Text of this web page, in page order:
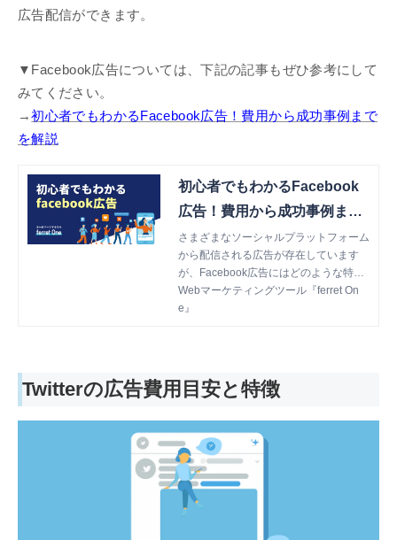
広告配信ができます。
▼Facebook広告については、下記の記事もぜひ参考にして
みてください。
→初心者でもわかるFacebook広告！費用から成功事例まで
を解説
初心者でもわかるFacebook
広告！費用から成功事例まで
を解説
さまざまなソーシャルプラットフォーム
から配信される広告が存在しています
が、Facebook広告にはどのような特徴
があるのでしょうか。Facebookに広告
配信することで得られるメリットや実際
Webマーケティングツール『ferret On
e』
Twitterの広告費用目安と特徴